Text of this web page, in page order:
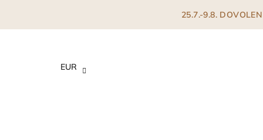
25.7.-9.8.
EUR